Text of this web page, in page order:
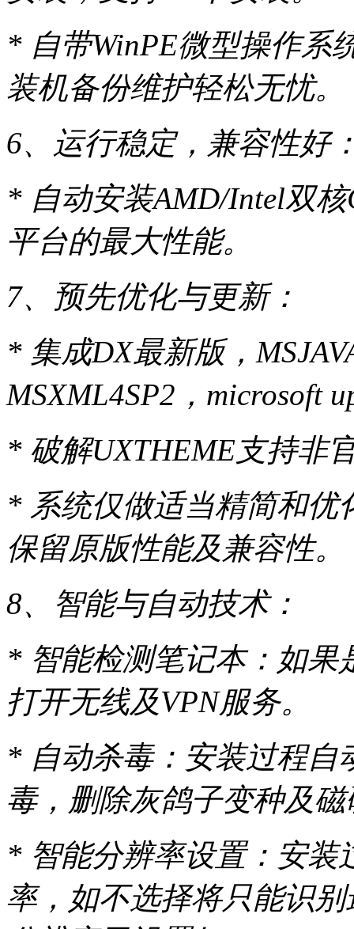
* 自带WinPE微型操作系
装机备份维护轻松无忧。
6、运行稳定，兼容性好
* 自动安装AMD/Intel双
平台的最大性能。
7、预先优化与更新：
* 集成DX最新版，
MSXML4SP2，microsoft
* 破解UXTHEME支持非
* 系统仅做适当精简和优
保留原版性能及兼容性。
8、智能与自动技术：
* 智能检测笔记本：如果
打开无线及VPN服务。
* 自动杀毒：安装过程自
毒，删除灰鸽子变种及
* 智能分辨率设置：安装
率，如不选择将只能识